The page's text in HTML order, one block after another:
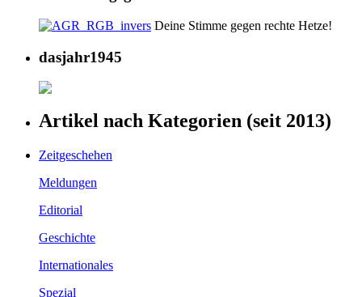
Deine Stimme gegen rechte Hetze!
dasjahr1945
Artikel nach Kategorien (seit 2013)
Zeitgeschehen
Meldungen
Editorial
Geschichte
Internationales
Spezial